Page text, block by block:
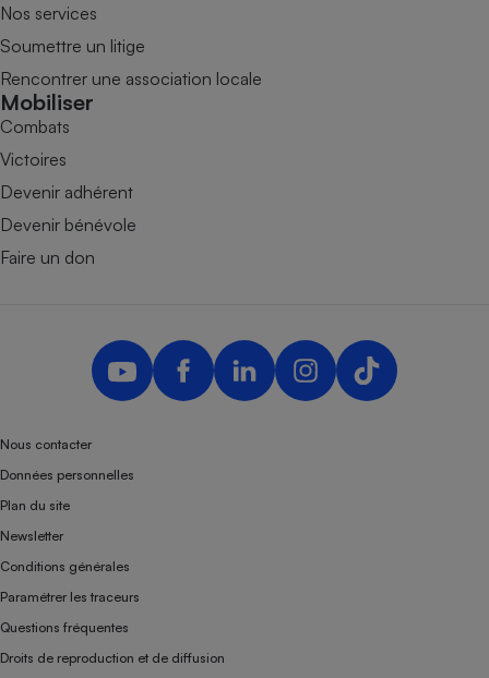
Nos services
Soumettre un litige
Rencontrer une association locale
Mobiliser
Combats
Victoires
Devenir adhérent
Devenir bénévole
Faire un don
Nous contacter
Données personnelles
Plan du site
Newsletter
Conditions générales
Paramétrer les traceurs
Questions fréquentes
Droits de reproduction et de diffusion